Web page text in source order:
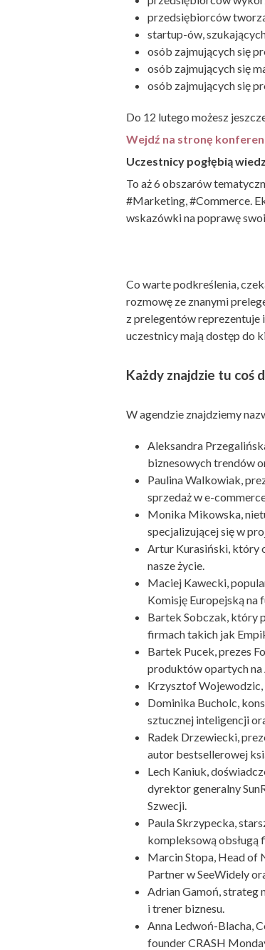
przedsiębiorców
startup-ów,
osób zajmujących się
osób zajmujących się
osób zajmujących się
Do 12 lutego możesz
Wejdź na stronę
Uczestnicy pogłębią
To aż 6 obszarów
#Marketing, #Commerce.
wskazówki na poprawę
Co warte podkreślenia,
rozmowę ze znanymi
z prelegentów reprezentuje
uczestnicy mają dostęp do
Każdy znajdzie tu coś
W agendzie znajdziemy
Aleksandra
biznesowych trendów
Paulina Walkowiak,
sprzedaż w e-
Monika Mikowska,
specjalizującej się w
Artur Kurasiński, który
nasze życie.
Maciej Kawecki,
Komisję Europejską na
Bartek Sobczak, który
firmach takich jak
Bartek Pucek, prezes
produktów opartych na
Krzysztof Wojewodzic,
Dominika Bucholc,
sztucznej inteligencji
Radek Drzewiecki,
autor bestsellerowej
Lech Kaniuk,
dyrektor generalny
Szwecji.
Paula Skrzypecka,
kompleksową obsługą
Marcin Stopa, Head of
Partner w SeeWidely
Adrian Gamoń, strateg
i trener biznesu.
Anna Ledwoń-Blacha,
founder CRASH